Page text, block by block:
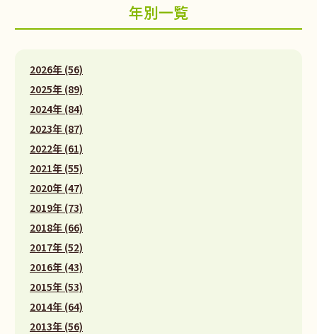
年別一覧
2026年 (56)
2025年 (89)
2024年 (84)
2023年 (87)
2022年 (61)
2021年 (55)
2020年 (47)
2019年 (73)
2018年 (66)
2017年 (52)
2016年 (43)
2015年 (53)
2014年 (64)
2013年 (56)